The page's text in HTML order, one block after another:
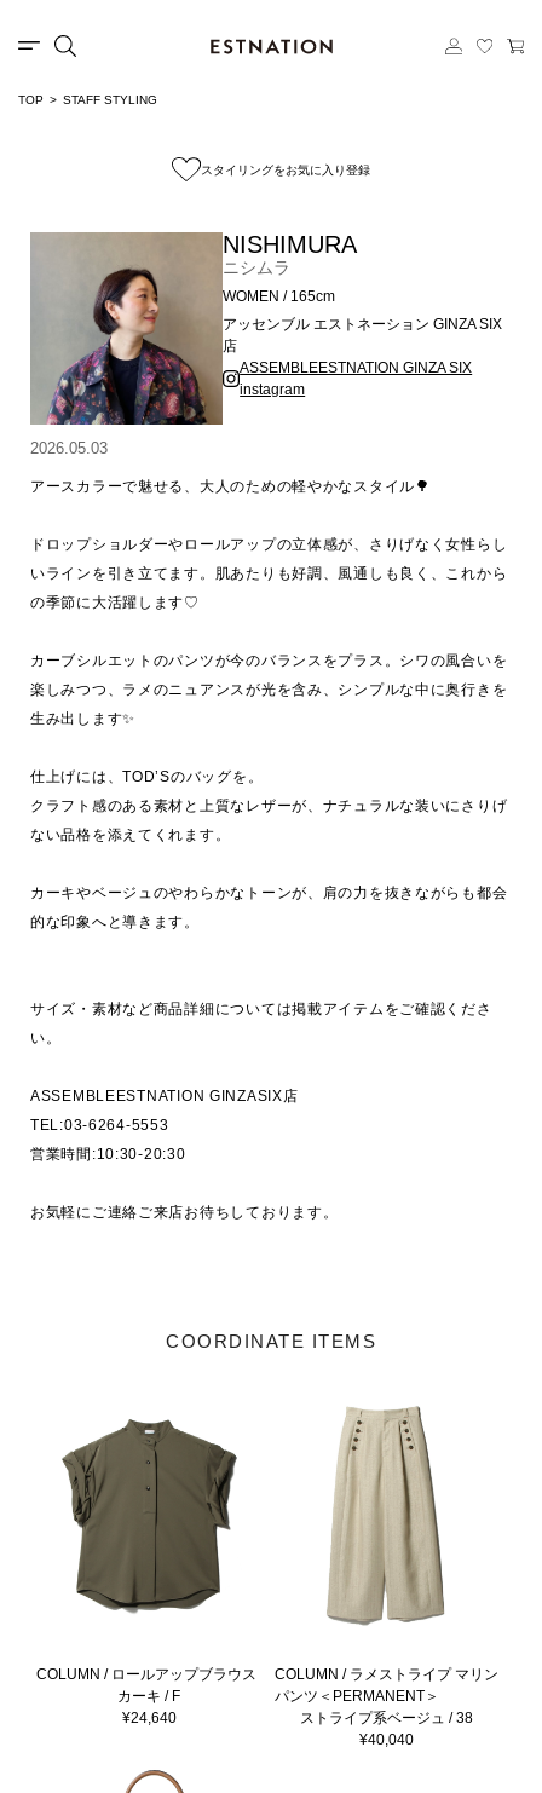
TOP STAFF STYLING
スタイリングをお気に入り登録
NISHIMURA
ニシムラ
WOMEN / 165cm
アッセンブル エストネーション GINZA SIX
店
ASSEMBLEESTNATION GINZA SIX
instagram
2026.05.03
アースカラーで魅せる、大人のための軽やかなスタイル🌳
ドロップショルダーやロールアップの立体感が、さりげなく女性らし
いラインを引き立てます。肌あたりも好調、風通しも良く、これから
の季節に大活躍します♡
カーブシルエットのパンツが今のバランスをプラス。シワの風合いを
楽しみつつ、ラメのニュアンスが光を含み、シンプルな中に奥行きを
生み出します✨
仕上げには、TOD’Sのバッグを。
クラフト感のある素材と上質なレザーが、ナチュラルな装いにさりげ
ない品格を添えてくれます。
カーキやベージュのやわらかなトーンが、肩の力を抜きながらも都会
的な印象へと導きます。
サイズ・素材など商品詳細については掲載アイテムをご確認くださ
い。
ASSEMBLEESTNATION GINZASIX店
TEL:03-6264-5553
営業時間:10:30-20:30
お気軽にご連絡ご来店お待ちしております。
COORDINATE ITEMS
COLUMN / ロールアップブラウス
カーキ / F
¥24,640
COLUMN / ラメストライプ マリン
パンツ＜PERMANENT＞
ストライプ系ベージュ / 38
¥40,040